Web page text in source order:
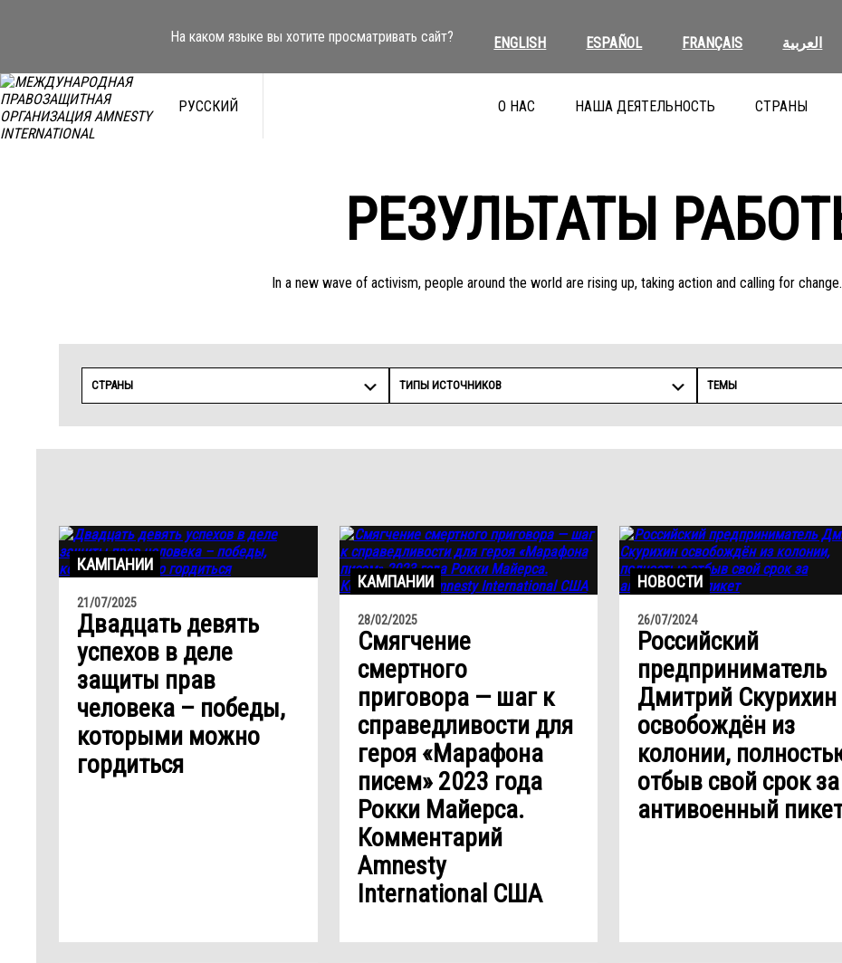
На каком языке вы хотите просматривать сайт? ENGLISH ESPAÑOL FRANÇAIS العربية
РУССКИЙ О НАС НАША ДЕЯТЕЛЬНОСТЬ СТРАНЫ
РЕЗУЛЬТАТЫ
In a new wave of activism, people around the world are rising up, taking action and calling for
СТРАНЫ ТИПЫ ИСТОЧНИКОВ ТЕМЫ
КАМПАНИИ
21/07/2025
Двадцать девять
успехов в деле
защиты прав
человека – победы,
которыми можно
гордиться
КАМПАНИИ
28/02/2025
Смягчение
смертного
приговора — шаг к
справедливости для
героя «Марафона
писем» 2023 года
Рокки Майерса.
Комментарий
Amnesty
International США
НОВОСТИ
26/07/2024
Российский
предприниматель
Дмитрий Скурихин
освобождён из
колонии,
отбыв свой срок за
антивоенный